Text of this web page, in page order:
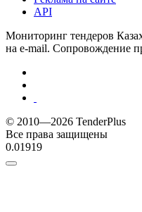
API
Мониторинг тендеров
на e-mail. Сопровождение
© 2010—2026 TenderPlus
Все права защищены
0.01919